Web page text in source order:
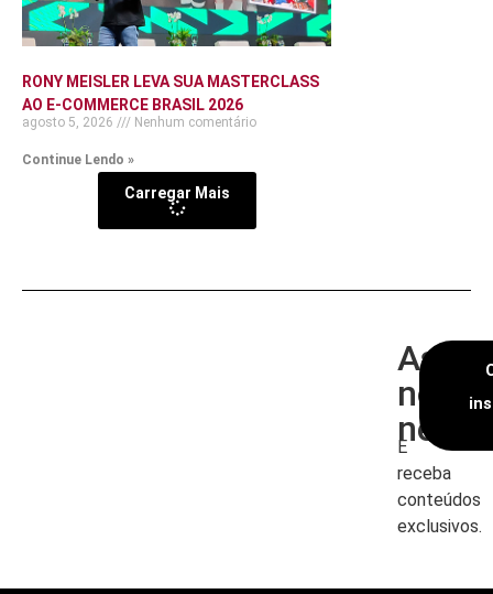
RONY MEISLER LEVA SUA MASTERCLASS
AO E-COMMERCE BRASIL 2026
agosto 5, 2026 Nenhum comentário
Continue Lendo »
Carregar Mais
nossa
E
receba
conteúdos
exclusivos.